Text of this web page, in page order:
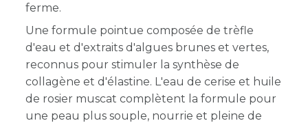
ferme.
Une formule pointue composée de trèfle
d'eau et d'extraits d'algues brunes et vertes,
reconnus pour stimuler la synthèse de
collagène et d'élastine. L'eau de cerise et huile
de rosier muscat complètent la formule pour
une peau plus souple, nourrie et pleine de